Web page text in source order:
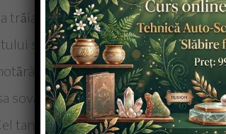
trăiască in sfințenie, caci scopul
sau sotiei . Anii trec repede si
prea multa vreme . Cand
sovaiasca in a se hotărî si cu cat trec
tanar se adaptează mai usor in